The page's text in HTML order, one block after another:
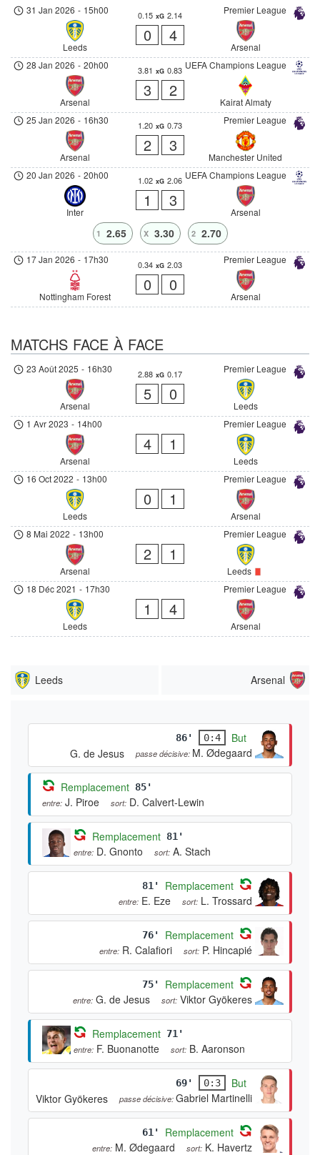
Premier League
31 Jan 2026 - 15h00
Leeds
0.15 xG 2.14
0 4
Arsenal
UEFA Champions League
28 Jan 2026 - 20h00
Arsenal
3.81 xG 0.83
3 2
Kairat Almaty
Premier League
25 Jan 2026 - 16h30
Arsenal
1.20 xG 0.73
2 3
Manchester United
UEFA Champions League
20 Jan 2026 - 20h00
Inter
1.02 xG 2.06
1 3
Arsenal
1 2.65 X 3.30 2 2.70
Premier League
17 Jan 2026 - 17h30
Nottingham Forest
0.34 xG 2.03
0 0
Arsenal
MATCHS FACE À FACE
Premier League
23 Août 2025 - 16h30
Arsenal
2.88 xG 0.17
5 0
Leeds
Premier League
1 Avr 2023 - 14h00
Arsenal
4 1
Leeds
Premier League
16 Oct 2022 - 13h00
Leeds
0 1
Arsenal
Premier League
8 Mai 2022 - 13h00
Arsenal
2 1
Leeds
Premier League
18 Déc 2021 - 17h30
Leeds
1 4
Arsenal
Leeds Arsenal
86' 0:4
But
G. de Jesus
passe décisive: M. Ødegaard
Remplacement 85'
entre: J. Piroe sort: D. Calvert-Lewin
Remplacement 81'
entre: D. Gnonto sort: A. Stach
81' Remplacement
entre: E. Eze sort: L. Trossard
76' Remplacement
entre: R. Calafiori sort: P. Hincapié
75' Remplacement
entre: G. de Jesus sort: Viktor Gyökeres
Remplacement 71'
entre: F. Buonanotte sort: B. Aaronson
69' 0:3
But
Viktor Gyökeres
passe décisive:Gabriel Martinelli
61' Remplacement
entre: M. Ødegaard sort: K. Havertz